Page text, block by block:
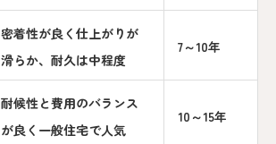
密着性が良く仕上がりが
滑らか、耐久は中程度
7～10年
耐候性と費用のバランス
が良く一般住宅で人気
10～15年